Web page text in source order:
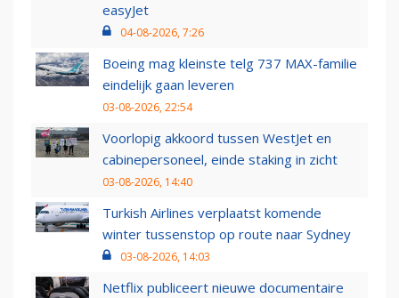
easyJet
04-08-2026, 7:26
Boeing mag kleinste telg 737 MAX-familie
eindelijk gaan leveren
03-08-2026, 22:54
Voorlopig akkoord tussen WestJet en
cabinepersoneel, einde staking in zicht
03-08-2026, 14:40
Turkish Airlines verplaatst komende
winter tussenstop op route naar Sydney
03-08-2026, 14:03
Netflix publiceert nieuwe documentaire